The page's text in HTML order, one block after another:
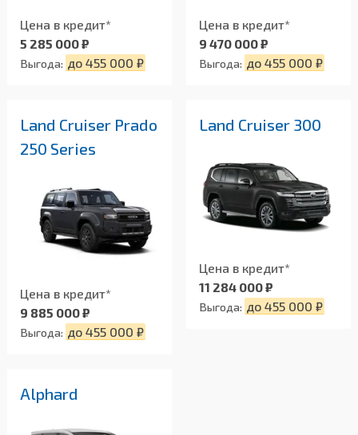
Цена в кредит*
5 285 000 ₽
Выгода: до 455 000 ₽
Цена в кредит*
9 470 000 ₽
Выгода: до 455 000 ₽
Land Cruiser Prado
250 Series
Цена в кредит*
9 885 000 ₽
Выгода: до 455 000 ₽
Land Cruiser 300
Цена в кредит*
11 284 000 ₽
Выгода: до 455 000 ₽
Alphard